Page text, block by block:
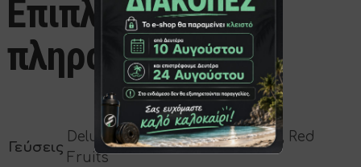
Επιπλέον
πληροφορίες
Γεύσεις
Deluxe Raspberry, Green Apple, Red
Fruits